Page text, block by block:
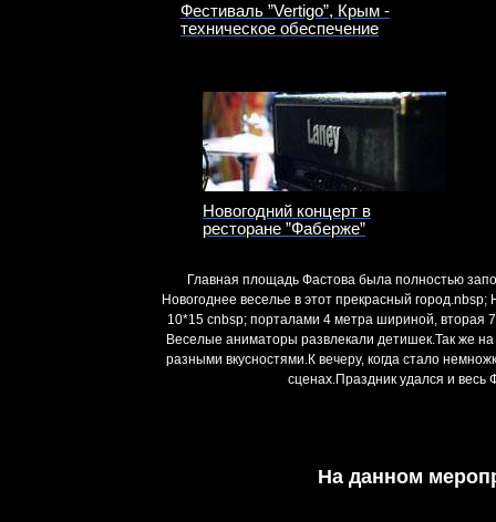
Фестиваль ”Vertigo”, Крым -
техническое обеспечение
Новогодний концерт в
ресторане ”Фаберже”
Главная площадь Фастова была полностью
Новогоднее веселье в этот прекрасный
10*15 сnbsp; порталами 4 метра шириной, вторая
Веселые аниматоры развлекали детишек.Так же
разными вкусностями.К вечеру, когда стало
сценах.Праздник удался и
На данном